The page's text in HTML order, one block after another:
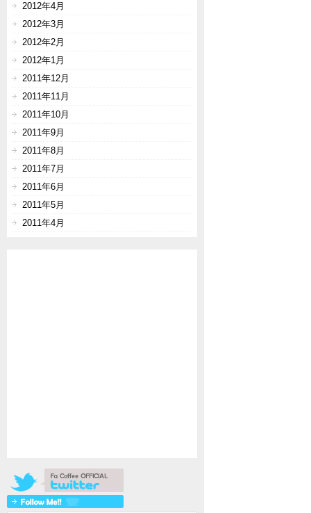
2012年4月
2012年3月
2012年2月
2012年1月
2011年12月
2011年11月
2011年10月
2011年9月
2011年8月
2011年7月
2011年6月
2011年5月
2011年4月